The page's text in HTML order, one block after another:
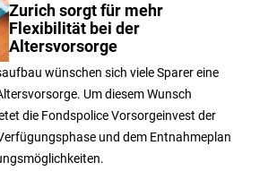
Zurich sorgt für mehr
Flexibilität bei der
Altersvorsorge
wünschen sich viele Sparer eine
Um diesem Wunsch
die Fondspolice Vorsorgeinvest der
und dem Entnahmeplan